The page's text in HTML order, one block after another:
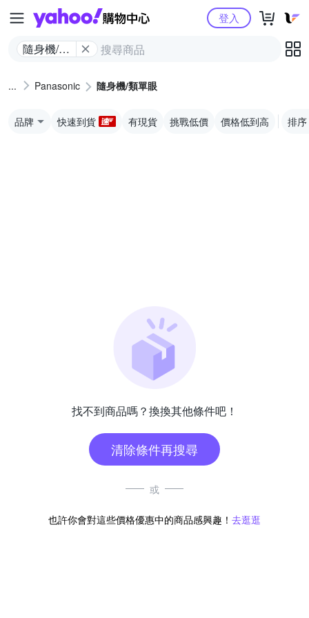
Yahoo購物中心
隨身機/類
登入
Panasonic 隨身機/類單眼
品牌 快速到貨 有現貨 挑戰低價 價格低到高 排序
找不到商品嗎？換換其他條件吧！
清除條件再搜尋
或
也許你會對這些價格優惠中的商品感興趣！ 去逛逛